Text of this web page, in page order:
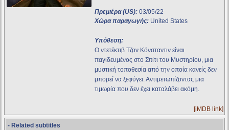
Πρεμιέρα (US): 03/05/22
Χώρα παραγωγής: United States
Υπόθεση:
Ο ντετέκτιβ Τζον Κόνσταντιν είναι
παγιδευμένος στο Σπίτι του Μυστηρίου, μια
μυστική τοποθεσία από την οποία κανείς δεν
μπορεί να ξεφύγει. Αντιμετωπίζοντας μια
τιμωρία που δεν έχει καταλάβει ακόμη.
[iMDB link]
- Related subtitles